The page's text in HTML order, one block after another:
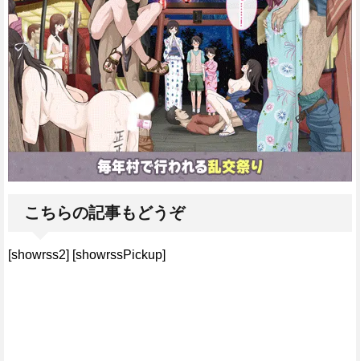
こちらの記事もどうぞ
[showrss2] [showrssPickup]